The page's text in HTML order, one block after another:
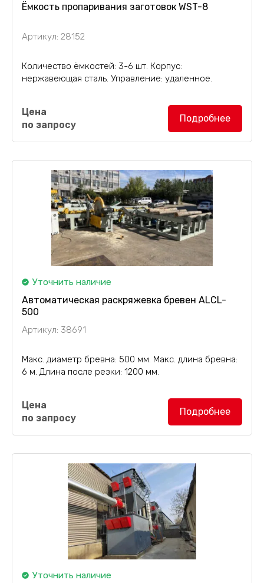
Ёмкость пропаривания заготовок WST-8
Артикул: 28152
Количество ёмкостей: 3-6 шт. Корпус:
нержавеющая сталь. Управление: удаленное.
ёмкость пропаривания WST-8,
камера для пропарки древесины с возможностью
подключения от 3 до 6 ёмкостей к одной системе
управления. Предназначена для пропаривания...
Цена
по запросу
Подробнее
Уточнить наличие
Автоматическая раскряжевка бревен ALCL-
500
Артикул: 38691
Макс. диаметр бревна: 500 мм. Макс. длина бревна:
6 м. Длина после резки: 1200 мм.
Станок для раскряжевки бревен ALCL-500
поставляется с накопительным конвейером длиной
и шириной 4 м, разобщителем бревен с...
Цена
по запросу
Подробнее
Уточнить наличие